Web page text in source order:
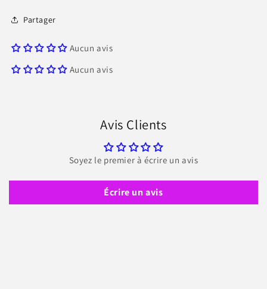
Partager
Aucun avis
Aucun avis
Avis Clients
Soyez le premier à écrire un avis
Écrire un avis